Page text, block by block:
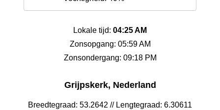
Lokale tijd: 04:25 AM
Zonsopgang: 05:59 AM
Zonsondergang: 09:18 PM
Grijpskerk, Nederland
Breedtegraad: 53.2642 // Lengtegraad: 6.30611